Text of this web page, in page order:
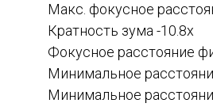
Макс. фокусное
Кратность зума -10.8x
Фокусное расстояние
Минимальное
Минимальное